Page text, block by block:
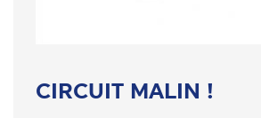
CIRCUIT MALIN !